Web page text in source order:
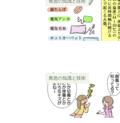
救急の知識と技術
救急の知識と技術